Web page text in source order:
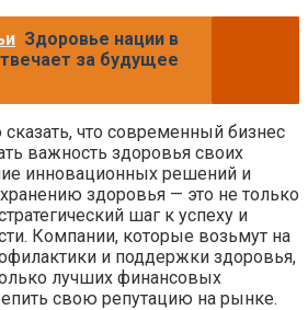
Здоровье нации в
за будущее
что современный бизнес
важность здоровья своих
инновационных решений и
здоровья — это не только
шаг к успеху и
Компании, которые возьмут на
и поддержки здоровья,
лучших финансовых
свою репутацию на рынке.